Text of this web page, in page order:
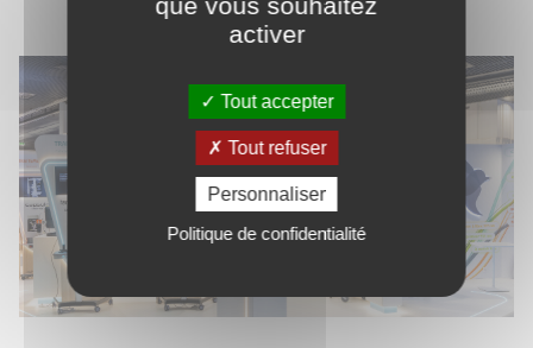
activer
Tout accepter
Tout refuser
Personnaliser
Politique de confidentialité